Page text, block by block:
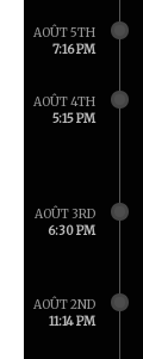
AOÛT 5TH
7:16 PM
AOÛT 4TH
5:15 PM
AOÛT 3RD
6:30 PM
AOÛT 2ND
11:14 PM